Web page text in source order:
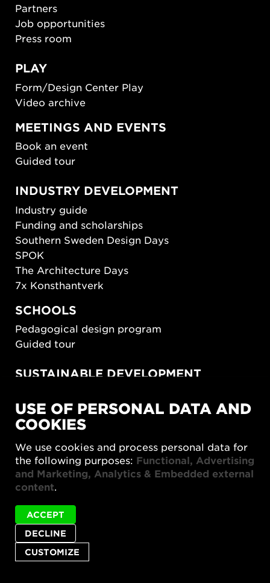
Partners
Job opportunities
Press room
PLAY
Form/Design Center Play
Video archive
MEETINGS AND EVENTS
Book an event
Guided tour
INDUSTRY DEVELOPMENT
Industry guide
Funding and scholarships
Southern Sweden Design Days
SPOK
The Architecture Days
7x Konsthantverk
SCHOOLS
Pedagogical design program
Guided tour
SUSTAINABLE DEVELOPMENT
SUSTAINORDIC
Share Future Living
What Matter_s
Privacy policy
Cookie settings
© 2026 Form/Design Center
USE OF PERSONAL DATA AND
COOKIES
We use cookies and process personal data for
the following purposes: Functional, Advertising
and Marketing, Analytics & Embedded external
content.
CUSTOMIZE
DECLINE
ACCEPT